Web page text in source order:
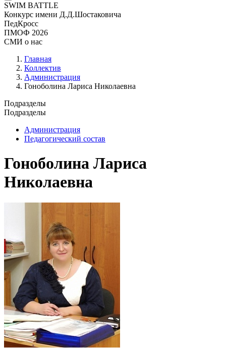
SWIM BATTLE
Конкурс имени Д.Д.Шостаковича
ПедКросс
ПМОФ 2026
СМИ о нас
Главная
Коллектив
Администрация
Гоноболина Лариса Николаевна
Подразделы
Подразделы
Администрация
Педагогический состав
Гоноболина Лариса
Николаевна